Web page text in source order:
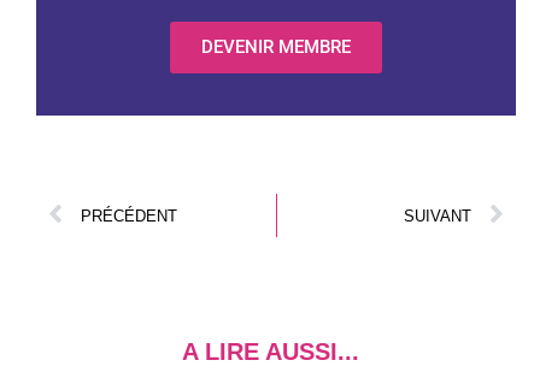
DEVENIR MEMBRE
PRÉCÉDENT SUIVANT
A LIRE AUSSI...